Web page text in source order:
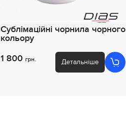
Сублімаційні чорнила чорного
кольору
1 800 грн. Детальніше